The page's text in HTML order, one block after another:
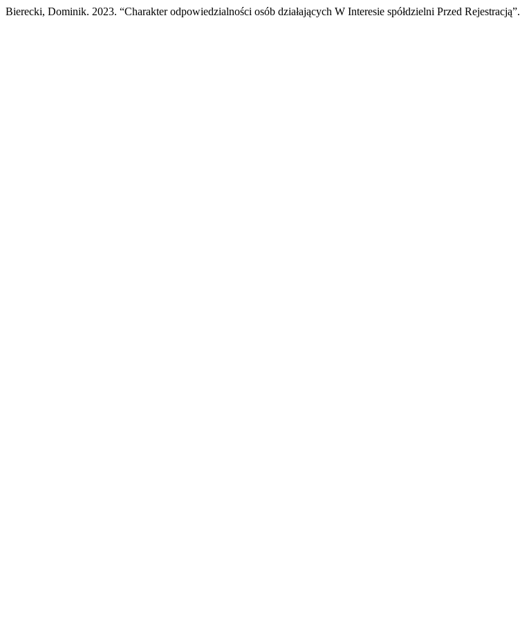
Bierecki, Dominik. 2023. “Charakter odpowiedzialności osób działających W Interesie spółdzielni Przed Rejestracją”.